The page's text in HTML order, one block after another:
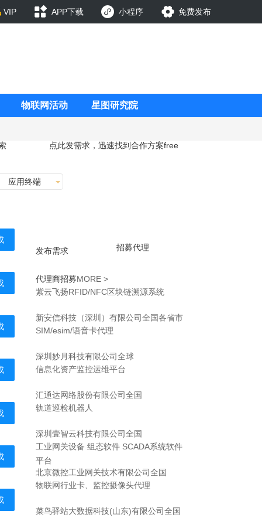
VIP APP下载 小程序 免费发布
物联网活动 星图研究院
点此发需求，迅速找到合作方案free
应用终端
发布需求 招募代理
代理商招募MORE >
紫云飞扬RFID/NFC区块链溯源系统
新安信科技（深圳）有限公司全国各省市
SIM/esim/语音卡代理
深圳妙月科技有限公司全球
信息化资产监控运维平台
汇通达网络股份有限公司全国
轨道巡检机器人
深圳壹智云科技有限公司全国
工业网关设备 组态软件 SCADA系统软件
平台
北京微控工业网关技术有限公司全国
物联网行业卡、监控摄像头代理
菜鸟驿站大数据科技(山东)有限公司全国